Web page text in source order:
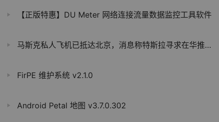
【正版特惠】DU Meter 网络连接流量数据监控工具软件
马斯克私人飞机已抵达北京，消息称特斯拉寻求在华推出FSD
FirPE 维护系统 v2.1.0
Android Petal 地图 v3.7.0.302